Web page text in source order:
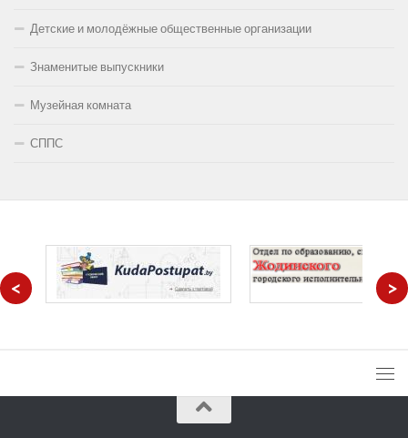
Детские и молодёжные общественные организации
Знаменитые выпускники
Музейная комната
СППС
< >